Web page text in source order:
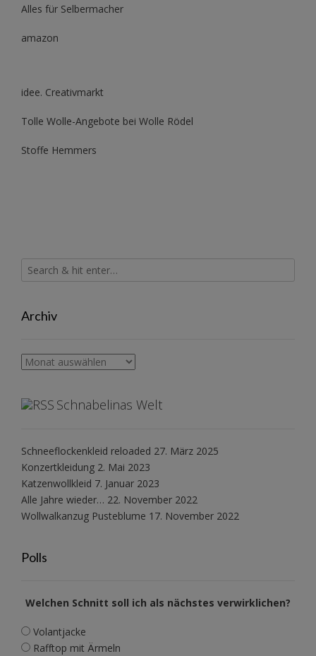
Alles für Selbermacher
amazon
idee. Creativmarkt
Tolle Wolle-Angebote bei Wolle Rödel
Stoffe Hemmers
Archiv
Archiv
Schnabelinas Welt
Schneeflockenkleid reloaded 27. März 2025
Konzertkleidung 2. Mai 2023
Katzenwollkleid 7. Januar 2023
Alle Jahre wieder… 22. November 2022
Wollwalkanzug Pusteblume 17. November 2022
Polls
Welchen Schnitt soll ich als nächstes verwirklichen?
Volantjacke
Rafftop mit Ärmeln